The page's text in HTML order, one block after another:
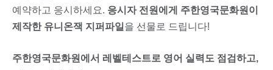
예약하고 응시하세요. 응시자 전원에게 주한영국문화원이
제작한 유니온잭 지퍼파일 을 선물로 드립니다!
주한영국문화원에서 레벨테스트로 영어 실력도 점검하고,